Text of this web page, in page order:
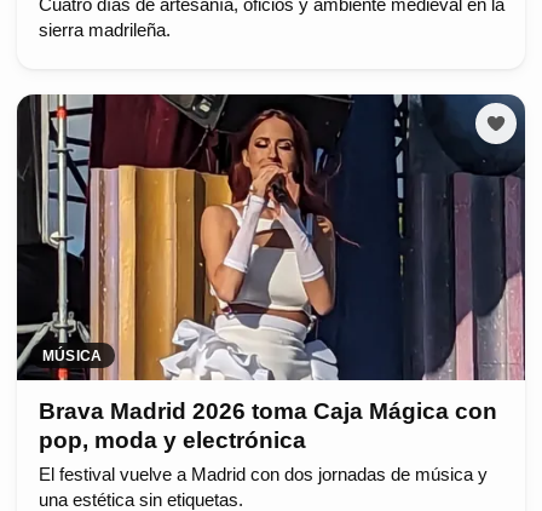
Cuatro días de artesanía, oficios y ambiente medieval en la
sierra madrileña.
MÚSICA
Brava Madrid 2026 toma Caja Mágica con
pop, moda y electrónica
El festival vuelve a Madrid con dos jornadas de música y
una estética sin etiquetas.